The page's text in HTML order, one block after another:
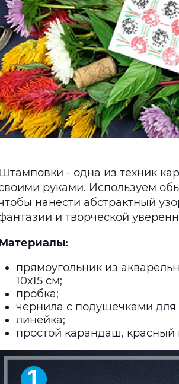
Штамповки - одна из техник
руками. Используем
нанести абстрактный
и творческой
прямоугольник из
10х15 см;
пробка;
чернила с подушечками
линейка;
простой карандаш, красный